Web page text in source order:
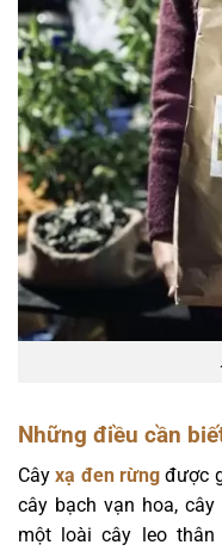
Những điều cần
Câyxạ đen rừng được
cây bạch vạn hoa,
một loài cây leo thân